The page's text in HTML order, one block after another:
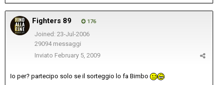
Fighters 89 176
Joined: 23-Jul-2006
29094 messaggi
Inviato February 5, 2009
Io per? partecipo solo se il sorteggio lo fa Bimbo